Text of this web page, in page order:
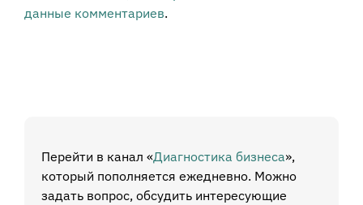
данные комментариев.
Перейти в канал «Диагностика бизнеса»,
который пополняется ежедневно. Можно
задать вопрос, обсудить интересующие